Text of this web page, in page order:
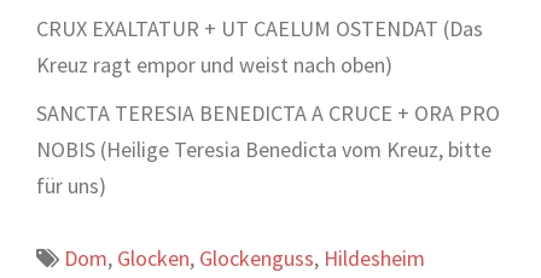
CRUX EXALTATUR + UT CAELUM OSTENDAT (Das
Kreuz ragt empor und weist nach oben)
SANCTA TERESIA BENEDICTA A CRUCE + ORA PRO
NOBIS (Heilige Teresia Benedicta vom Kreuz, bitte
für uns)
Dom, Glocken, Glockenguss, Hildesheim